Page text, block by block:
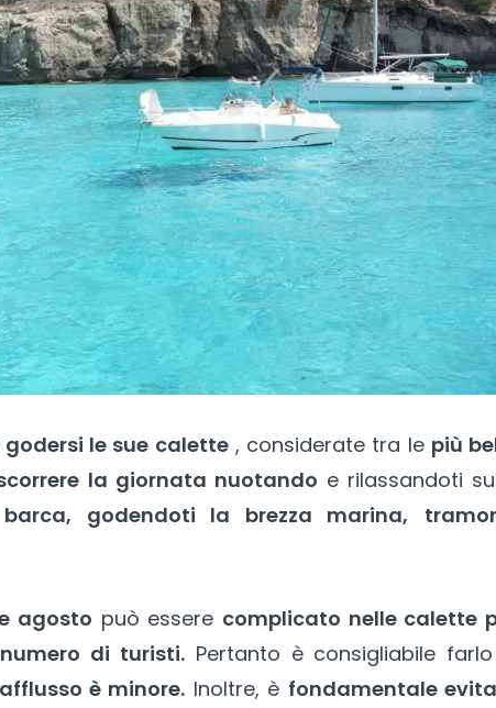
le sue calette, considerate tra le più
la giornata nuotando e rilassandoti
godendoti la brezza marina,
agosto può essere complicato nelle calette
di turisti.Pertanto è consigliabile
afflusso è minore. Inoltre, è fondamentale